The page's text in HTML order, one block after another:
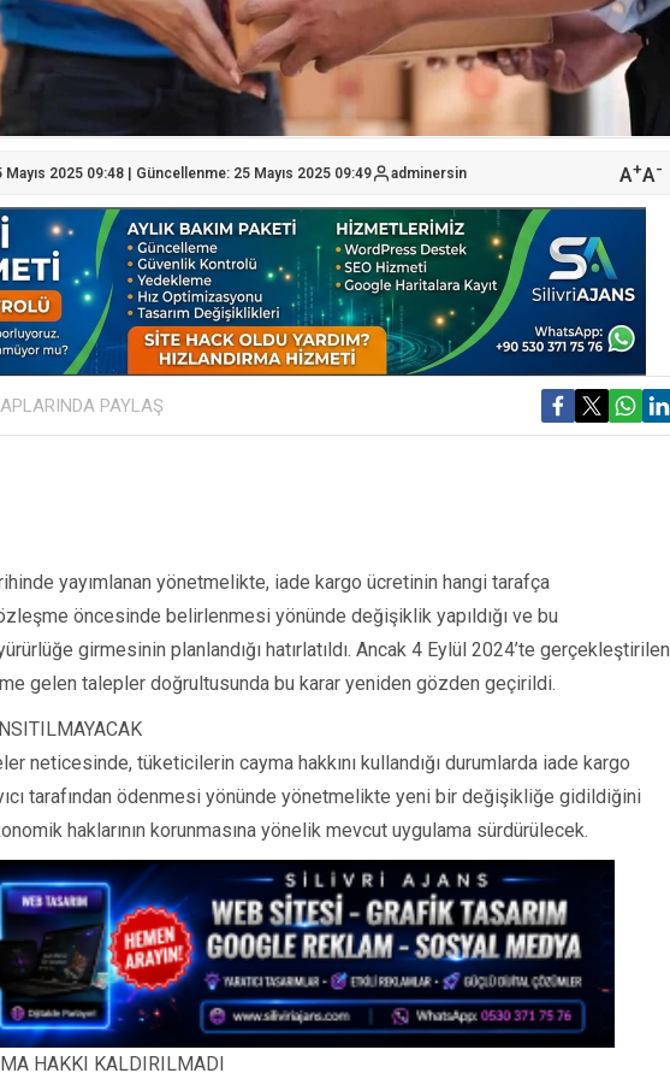
Mayıs 2025 09:48 | Güncellenme: 25 Mayıs 2025 09:49 adminersin A+A-
PAYLAŞ
yayımlanan yönetmelikte, iade kargo ücretinin hangi tarafça
öncesinde belirlenmesi yönünde değişiklik yapıldığı ve bu
girmesinin planlandığı hatırlatıldı. Ancak 4 Eylül 2024’te gerçekleştirilen
gelen talepler doğrultusunda bu karar yeniden gözden geçirildi.
neticesinde, tüketicilerin cayma hakkını kullandığı durumlarda iade kargo
tarafından ödenmesi yönünde yönetmelikte yeni bir değişikliğe gidildiğini
haklarının korunmasına yönelik mevcut uygulama sürdürülecek.
HAKKI KALDIRILMADI